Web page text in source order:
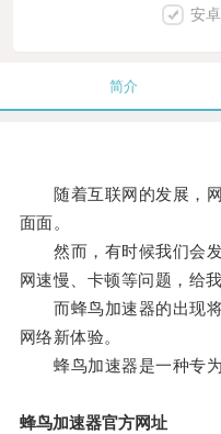
安
简介
随着互联网的发展，网
面面。
然而，有时候我们会发
网速慢、卡顿等问题，给
而蜂鸟加速器的出现将
网络新体验。
蜂鸟加速器是一种专为
蜂鸟加速器官方网址